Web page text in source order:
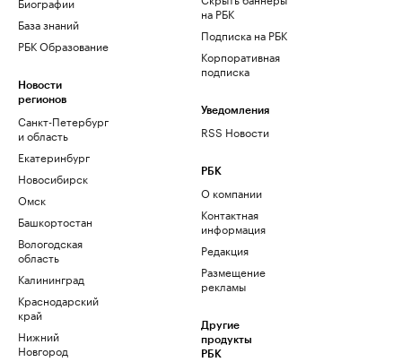
База знаний
РБК Образование
Новости
регионов
Санкт-Петербург
и область
Екатеринбург
Новосибирск
Омск
Башкортостан
Вологодская
область
Калининград
Краснодарский
край
Нижний
Новгород
на РБК
Подписка на РБК
Корпоративная
подписка
Уведомления
RSS Новости
РБК
О компании
Контактная
информация
Редакция
Размещение
рекламы
Другие
продукты
РБК